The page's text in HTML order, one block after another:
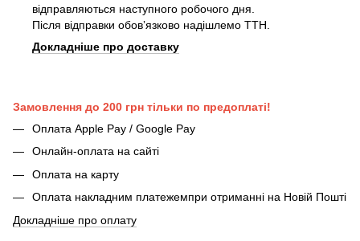
відправляються наступного робочого дня.
Після відправки обовʼязково надішлемо ТТН.
Докладніше про доставку
Замовлення до 200 грн тільки по предоплаті!
Оплата Apple Pay / Google Pay
Онлайн-оплата на сайті
Оплата на карту
Оплата накладним платежемпри отриманні на Новій Пошті
Докладніше про оплату